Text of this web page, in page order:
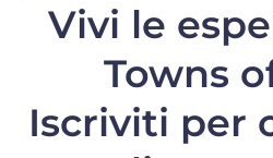
Vivi le
Towns
Iscriviti per